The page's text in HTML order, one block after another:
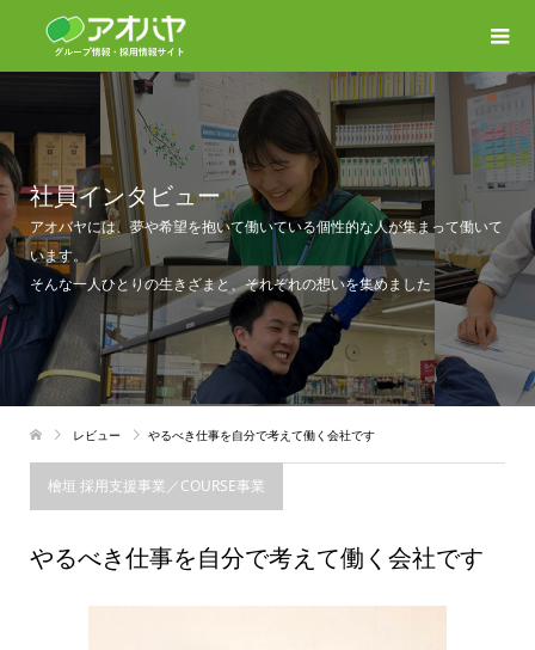
社員インタビュー
アオバヤには、夢や希望を抱いて働いている個性的な人が集まって働いて
います。
そんな一人ひとりの生きざまと、それぞれの想いを集めました
レビュー やるべき仕事を自分で考えて働く会社です
檜垣 採用支援事業／COURSE事業
やるべき仕事を自分で考えて働く会社です